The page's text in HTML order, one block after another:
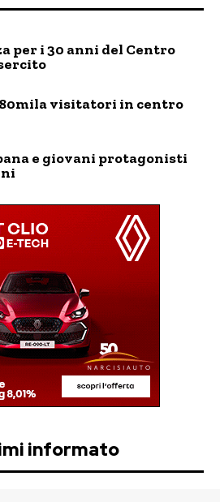
per i 30 anni del Centro
visitatori in centro
e giovani protagonisti
informato